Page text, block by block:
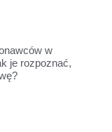
w
je rozpoznać,